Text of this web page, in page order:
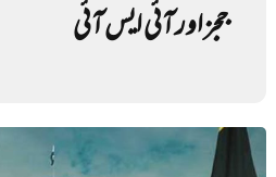
ججز اور آئی ایس آئی